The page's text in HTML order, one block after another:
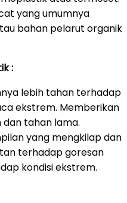
yang umumnya
bahan pelarut organik
:
lebih tahan terhadap
ekstrem. Memberikan
tahan lama.
yang mengkilap dan
terhadap goresan
kondisi ekstrem.